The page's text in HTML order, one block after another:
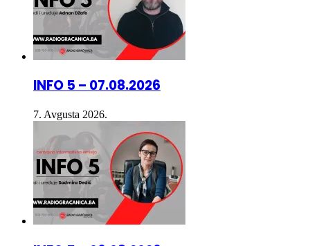
INFO 5 – 07.08.2026
7. Avgusta 2026.
INFO 5 – 06.08.2026.